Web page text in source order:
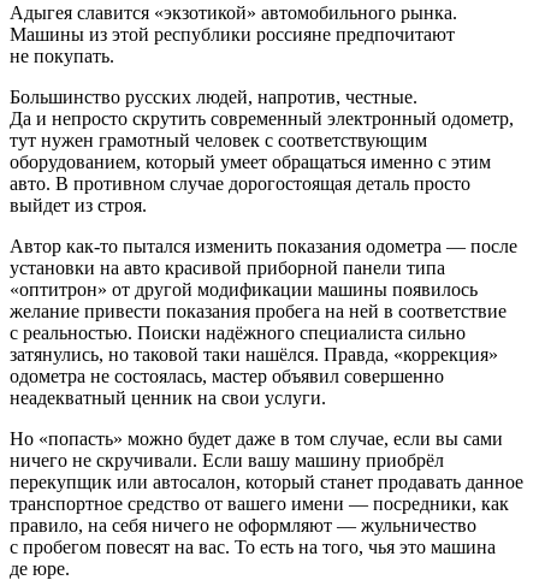
Адыгея славится «экзотикой» автомобильного рынка.
Машины из этой республики россияне предпочитают
не покупать.
Большинство русских людей, напротив, честные.
Да и непросто скрутить современный электронный одометр,
тут нужен грамотный человек с соответствующим
оборудованием, который умеет обращаться именно с этим
авто. В противном случае дорогостоящая деталь просто
выйдет из строя.
Автор как-то пытался изменить показания одометра — после
установки на авто красивой приборной панели типа
«оптитрон» от другой модификации машины появилось
желание привести показания пробега на ней в соответствие
с реальностью. Поиски надёжного специалиста сильно
затянулись, но таковой таки нашёлся. Правда, «коррекция»
одометра не состоялась, мастер объявил совершенно
неадекватный ценник на свои услуги.
Но «попасть» можно будет даже в том случае, если вы сами
ничего не скручивали. Если вашу машину приобрёл
перекупщик или автосалон, который станет продавать данное
транспортное средство от вашего имени — посредники, как
правило, на себя ничего не оформляют — жульничество
с пробегом повесят на вас. То есть на того, чья это машина
де юре.